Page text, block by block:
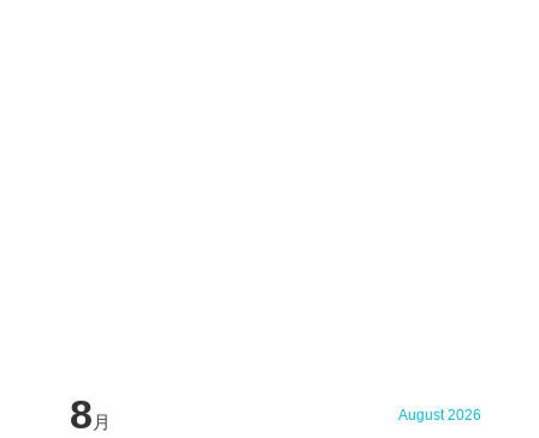
8 月 August 2026